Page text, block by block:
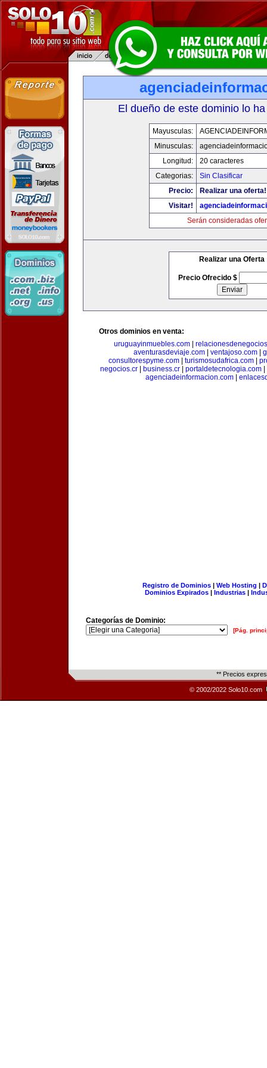
El dueño de este dominio lo
Mayusculas:
Minusculas:
Longitud:
20 caracteres
Categorias:
Sin Clasificar
Precio:
Realizar una oferta!
Visitar!
Serán consideradas
Realizar una Oferta
Precio Ofrecido $
Otros dominios en venta:
uruguayinmuebles.com|
aventurasdeviaje.com| ventajoso.com|
consultorespyme.com| turismosudafrica.com|
negocios.cr
business.cr portaldetecnologia.com
agenciadeinformacion.com
Registro de Dominios| Web Hosting |
Dominios Expirados | Industrias |
Categorías de Dominio:
[Pág.
** Precios
© 2002/2022 Solo10.com